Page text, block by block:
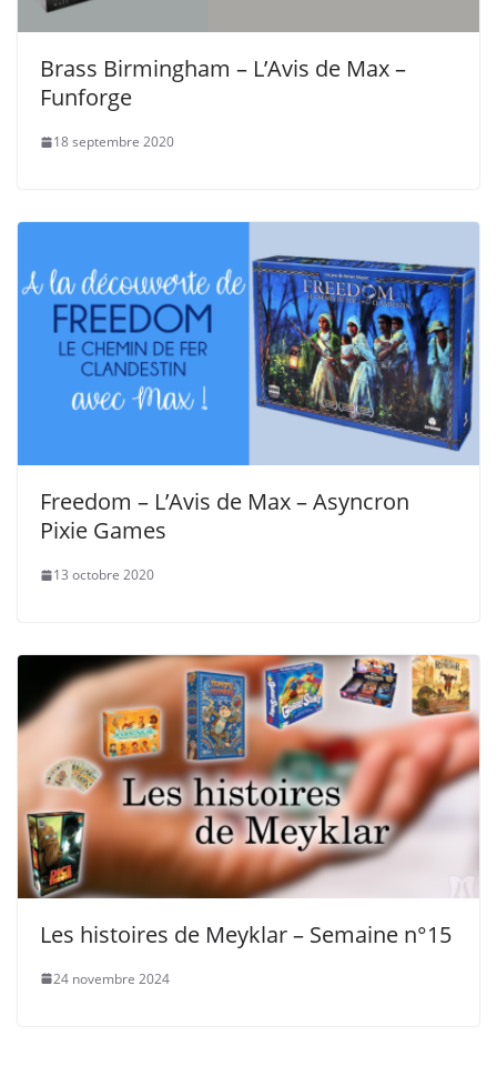
Brass Birmingham – L’Avis de Max –
Funforge
18 septembre 2020
Freedom – L’Avis de Max – Asyncron
Pixie Games
13 octobre 2020
Les histoires de Meyklar – Semaine n°15
24 novembre 2024